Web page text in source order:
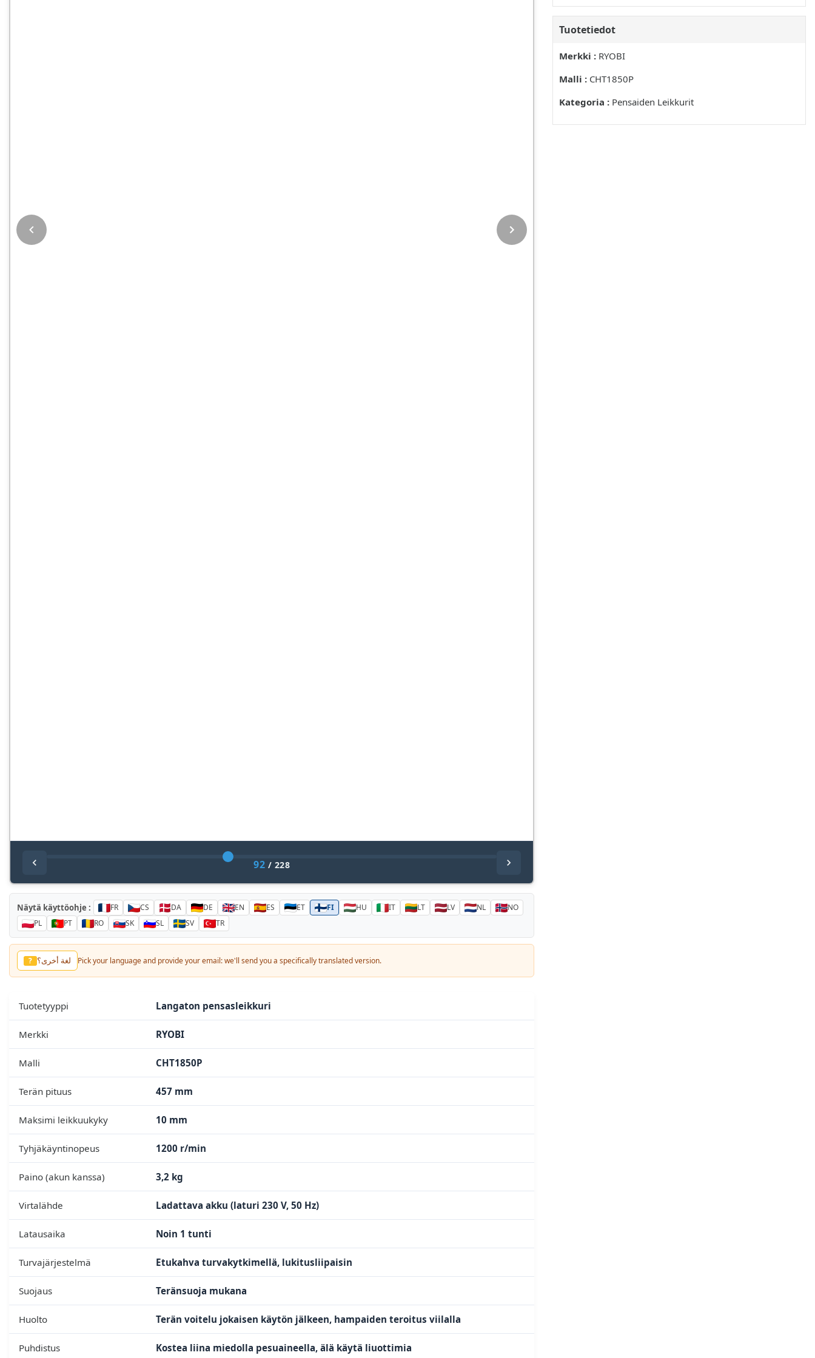
92 / 228
Näytä käyttöohje : FR CS DA DE EN ES ET FI HU IT LT LV NL
NO
PL
PT RO SK SL SV TR
? لغة أخرى؟ Pick your language and provide your email: we'll send you a specifically translated version.
Tuotetyyppi Langaton pensasleikkuri
Merkki RYOBI
Malli CHT1850P
Terän pituus 457 mm
Maksimi leikkuukyky 10 mm
Tyhjäkäyntinopeus 1200 r/min
Paino (akun kanssa) 3,2 kg
Virtalähde Ladattava akku (laturi 230 V, 50 Hz)
Latausaika Noin 1 tunti
Turvajärjestelmä Etukahva turvakytkimellä, lukitusliipaisin
Suojaus Teränsuoja mukana
Huolto Terän voitelu jokaisen käytön jälkeen, hampaiden teroitus viilalla
Puhdistus Kostea liina miedolla pesuaineella, älä käytä liuottimia
TERÄN IRROITTAMINEN (KUVAT 6 JA 7)
TERÄN VOITELU
Tuotetiedot
Merkki : RYOBI
Malli : CHT1850P
Kategoria : Pensaiden Leikkurit